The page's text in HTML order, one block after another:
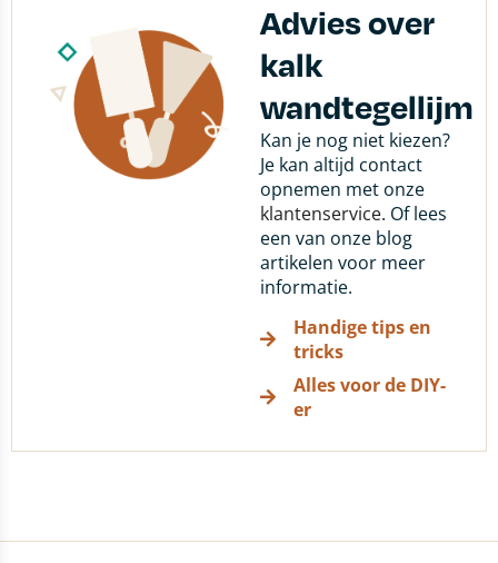
Advies over
kalk
wandtegellijm
Kan je nog niet kiezen?
Je kan altijd contact
opnemen met onze
klantenservice. Of lees
een van onze blog
artikelen voor meer
informatie.
Handige tips en
tricks
Alles voor de DIY-
er